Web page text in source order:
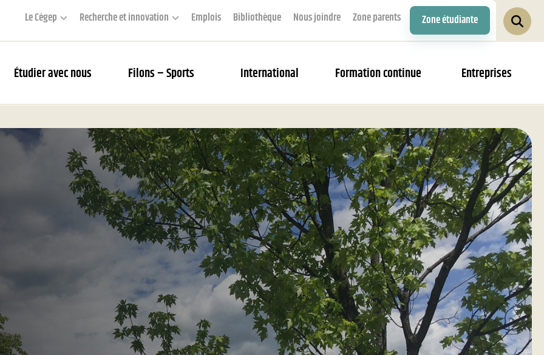
Le Cégep Recherche et innovation Emplois Bibliothèque Nous joindre Zone parents Zone étudiante
Étudier avec nous Filons – Sports International Formation continue Entreprises
des Filons
des matchs et webdiffusion
questions